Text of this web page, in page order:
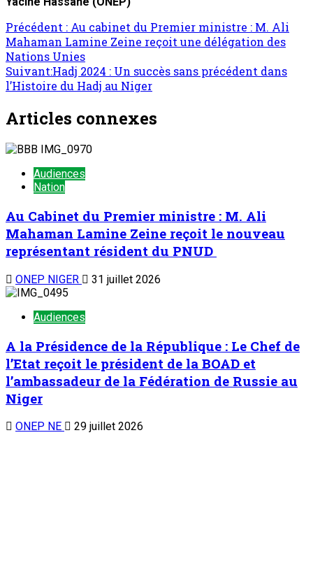
Précédent : Au cabinet du Premier ministre : M. Ali
Mahaman Lamine Zeine reçoit une délégation des
Nations Unies
Suivant:Hadj 2024 : Un succès sans précédent dans
l’Histoire du Hadj au Niger
Articles connexes
Audiences
Nation
Au Cabinet du Premier ministre : M. Ali
Mahaman Lamine Zeine reçoit le nouveau
représentant résident du PNUD
ONEP NIGER 31 juillet 2026
Audiences
A la Présidence de la République : Le Chef de
l’Etat reçoit le président de la BOAD et
l’ambassadeur de la Fédération de Russie au
Niger
ONEP NE 29 juillet 2026